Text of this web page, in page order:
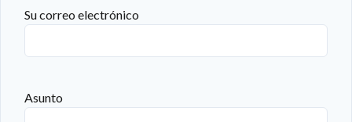
Su correo electrónico
Asunto